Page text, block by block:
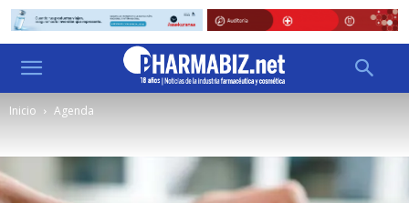
Inicio Agenda